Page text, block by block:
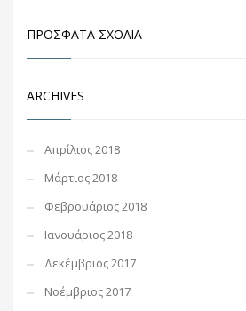
ΠΡΌΣΦΑΤΑ ΣΧΌΛΙΑ
ARCHIVES
Απρίλιος 2018
Μάρτιος 2018
Φεβρουάριος 2018
Ιανουάριος 2018
Δεκέμβριος 2017
Νοέμβριος 2017